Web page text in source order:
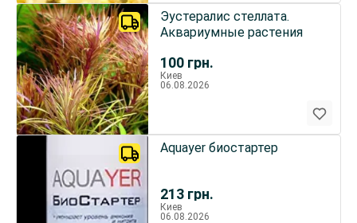
100 грн.
Эустералис стеллата.
Аквариумные растения
Киев
06.08.2026
213 грн.
Aquayer биостартер
Киев
06.08.2026